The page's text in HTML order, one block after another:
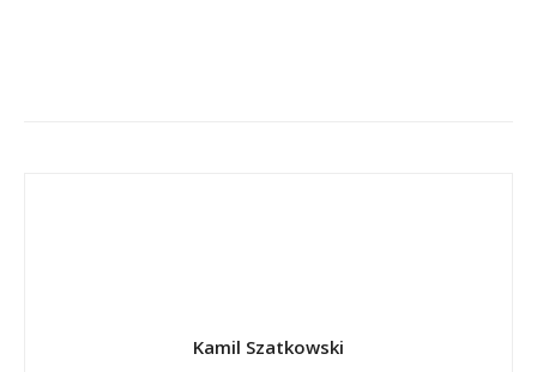
Kamil Szatkowski